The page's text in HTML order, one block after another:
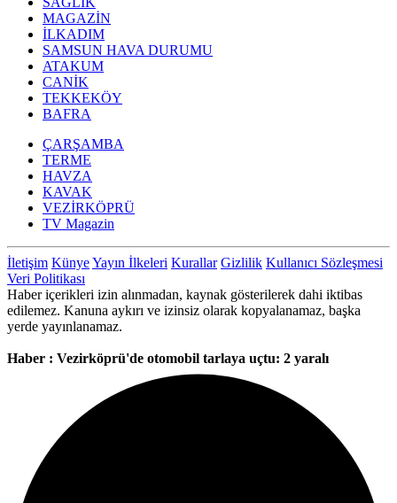
MAGAZİN
İLKADIM
SAMSUN HAVA DURUMU
ATAKUM
CANİK
TEKKEKÖY
BAFRA
ÇARŞAMBA
TERME
HAVZA
KAVAK
VEZİRKÖPRÜ
TV Magazin
İletişim KünyeYayın İlkeleri Kurallar Gizlilik Kullanıcı Sözleşmesi
Veri Politikası
Haber içerikleri izin alınmadan, kaynak gösterilerek dahi iktibas
edilemez. Kanuna aykırı ve izinsiz olarak kopyalanamaz, başka
yerde yayınlanamaz.
Haber : Vezirköprü'de otomobil tarlaya uçtu: 2 yaralı